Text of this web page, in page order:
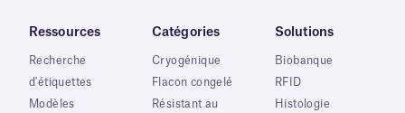
Ressources
Recherche
d'étiquettes
Modèles
Catégories
Cryogénique
Flacon congelé
Résistant au
Solutions
Biobanque
RFID
Histologie